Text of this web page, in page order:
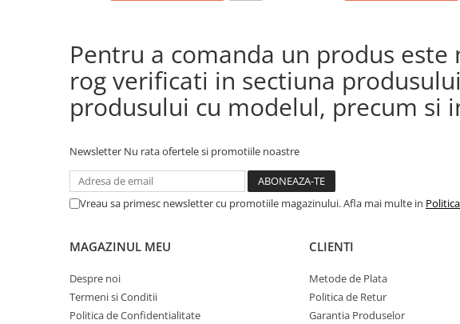
Pentru a comanda un produs
rog verificati in sectiuna
produsului cu modelul, precum si
Newsletter Nu rata ofertele si promotiile noastre
Vreau sa primesc newsletter cu promotiile magazinului. Afla mai multe in
MAGAZINUL MEU
Despre noi
Termeni si Conditii
Politica de Confidentialitate
CLIENTI
Metode de Plata
Politica de Retur
Garantia Produselor